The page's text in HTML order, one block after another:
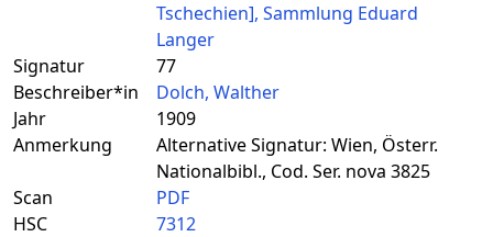
Tschechien], Sammlung Eduard
Langer
Signatur
77
Beschreiber*in
Dolch, Walther
Jahr
1909
Anmerkung
Alternative Signatur: Wien, Österr.
Nationalbibl., Cod. Ser. nova 3825
Scan
PDF
HSC
7312